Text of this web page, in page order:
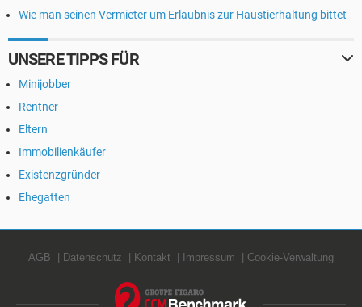
Wie man seinen Vermieter um Erlaubnis zur Haustierhaltung bittet
UNSERE TIPPS FÜR
Minijobber
Rentner
Eltern
Immobilienkäufer
Existenzgründer
Ehegatten
AGB Datenschutz Kontakt Impressum Cookie-Verwaltung